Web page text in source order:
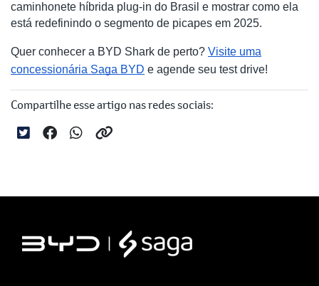
caminhonete híbrida plug-in do Brasil e mostrar como ela
está redefinindo o segmento de picapes em 2025.
Quer conhecer a BYD Shark de perto? Visite uma
concessionária Saga BYD e agende seu test drive!
Compartilhe esse artigo nas redes sociais: